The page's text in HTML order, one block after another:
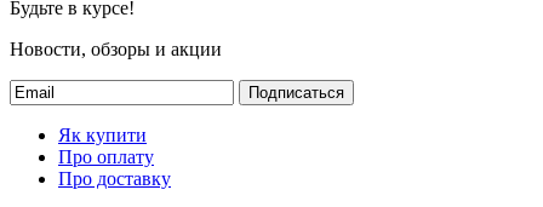
Будьте в курсе!
Новости, обзоры и акции
Подписаться
Як купити
Про оплату
Про доставку